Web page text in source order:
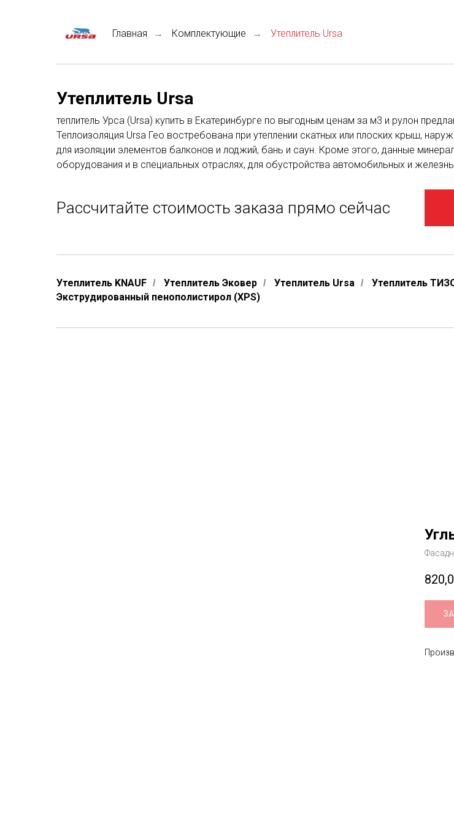
Главная → Комплектующие → Утеплитель Ursa
Утеплитель Ursa
теплитель Урса (Ursa) купить в Екатеринбурге по выгодным ценам за м3 и рулон
Теплоизоляция Ursa Гео востребована при утеплении скатных или плоских крыш,
для изоляции элементов балконов и лоджий, бань и саун. Кроме этого, данные
оборудования и в специальных отраслях, для обустройства автомобильных и
Рассчитайте стоимость заказа прямо сейчас
Утеплитель KNAUF / Утеплитель Эковер / Утеплитель Ursa / Утеплитель
Экструдированный пенополистирол (XPS)